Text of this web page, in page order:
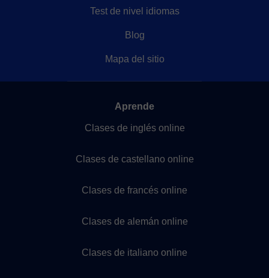
Test de nivel idiomas
Blog
Mapa del sitio
Aprende
Clases de inglés online
Clases de castellano online
Clases de francés online
Clases de alemán online
Clases de italiano online